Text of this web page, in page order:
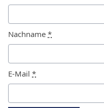
Nachname *
E-Mail *